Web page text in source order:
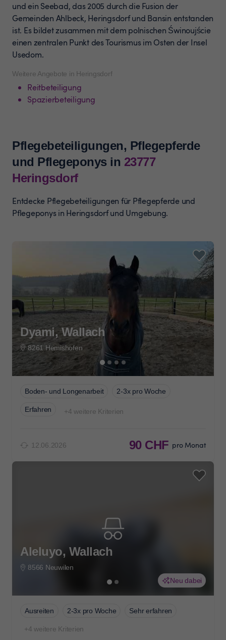
Weitere Angebote in Heringsdorf
Reitbeteiligung
Spazierbeteiligung
und ein Seebad, das 2005 durch die Fusion der
Gemeinden Ahlbeck, Heringsdorf und Bansin entstanden
ist. Es bildet zusammen mit dem polnischen Świnoujście
einen zentralen Punkt des Tourismus im Osten der Insel
Usedom.
Pflegebeteiligungen, Pflegepferde
und Pflegeponys in 23777
Heringsdorf
Entdecke Pflegebeteiligungen für Pflegepferde und
Pflegeponys in Heringsdorf und Umgebung.
Dyami, Wallach
8261 Hemishofen
Boden- und Longenarbeit 2-3x pro Woche
Erfahren +4 weitere Kriterien
12.06.2026 90 CHF pro Monat
Neu dabei
Aleluyo, Wallach
8566 Neuwilen
Ausreiten 2-3x pro Woche Sehr erfahren
+4 weitere Kriterien